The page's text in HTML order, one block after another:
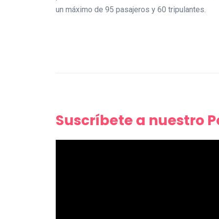
un máximo de 95 pasajeros y 60 tripulantes.
Suscríbete a nuestro